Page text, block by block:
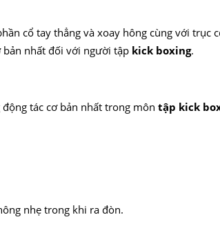
cổ tay thẳng và xoay hông cùng với trục
nhất đối với người tập kick boxing.
tác cơ bản nhất trong môn tập kick
nhẹ trong khi ra đòn.